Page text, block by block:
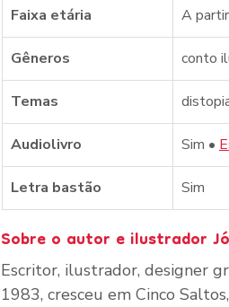
Faixa etária A
Gêneros conto
Temas
Audiolivro Sim •
Letra bastão Sim
Sobre o autor e ilustrador
Escritor, ilustrador, designer
1983, cresceu em Cinco